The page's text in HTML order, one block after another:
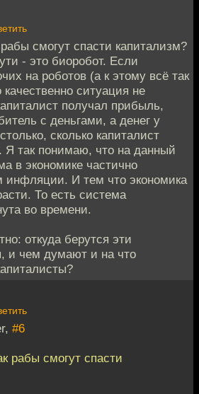
смогут спасти капитализм?
- это биоробот. Если
на роботов (а к этому всё так
ситуация не
получал прибыль,
с деньгами, а денег у
сколько капиталист
Я так понимаю, что на данный
в экономике частично
инфляции. И тем что экономика
То есть система
во времени.
откуда берутся эти
и чем думают и на что
#6
рабы смогут спасти